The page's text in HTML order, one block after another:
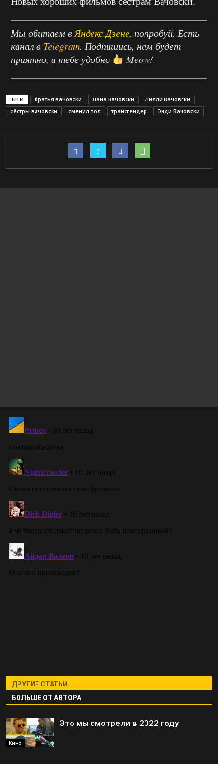
Мы обитаем в Яндекс.Дзене, попробуй. Есть
канал в Telegram. Подпишись, нам будет
приятно, а тебе удобно
Meow!
ТЕГИ братья вачовски Лана Вачовски
Лилли Вачовски
сёстры вачовски
сменил пол трансгендер Энди Вачовски
ДРУГИЕ СТАТЬИ
БОЛЬШЕ ОТ АВТОРА
Кино
Это мы смотрели в 2022 году